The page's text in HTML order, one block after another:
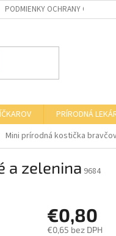
PODMIENKY OCHRANY
PRÍRODNÁ
Mini prírodná kostička
a zelenina 9684
€0,80
€0,65 bez DPH